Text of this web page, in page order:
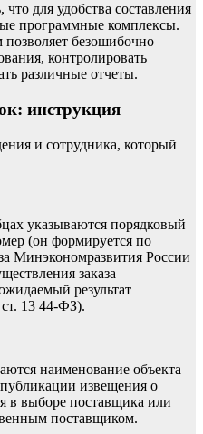
для удобства составления
программные комплексы.
безошибочно
контролировать
различные отчеты.
инструкция
и сотрудника, который
указываются порядковый
(он формируется по
Минэкономразвития России
заказа
результат
ст. 13 44-ФЗ).
наименование объекта
публикации извещения о
в выборе поставщика или
поставщиком.